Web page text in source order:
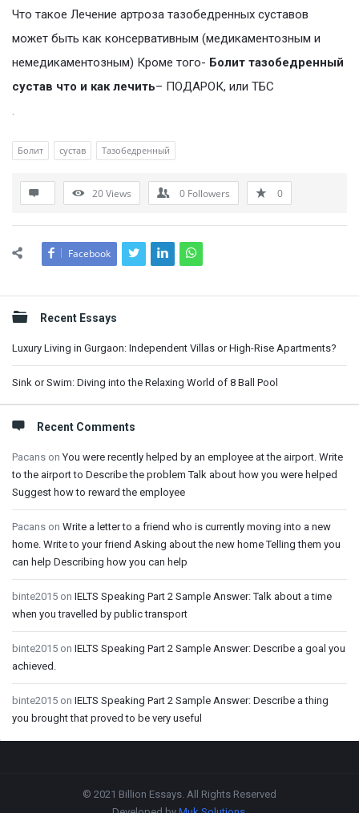
Что такое Лечение артроза тазобедренных суставов
может быть как консервативным (медикаментозным и
немедикаментозным) Кроме того- Болит тазобедренный
сустав что и как лечить– ПОДАРОК, или ТБС
.
Болит сустав Тазобедренный
20Views 0 Followers 0
Facebook
Sidebar
Recent Essays
Luxury Living in Gurgaon: Independent Villas or High-Rise Apartments?
Sink or Swim: Diving into the Relaxing World of 8 Ball Pool
Recent Comments
Pacans onYou were recently helped by an employee at the airport. Write
to the airport to Describe the problem Talk about how you were helped
Suggest how to reward the employee
Pacans on Write a letter to a friend who is currently moving into a new
home. Write to your friend Asking about the new home Telling them you
can help Describing how you can help
binte2015 on IELTS Speaking Part 2 Sample Answer: Talk about a time
when you travelled by public transport
binte2015 on IELTS Speaking Part 2 Sample Answer: Describe a goal you
achieved.
binte2015 on IELTS Speaking Part 2 Sample Answer: Describe a thing
you brought that proved to be very useful
© 2021 Billion Essays. All Rights Reserved